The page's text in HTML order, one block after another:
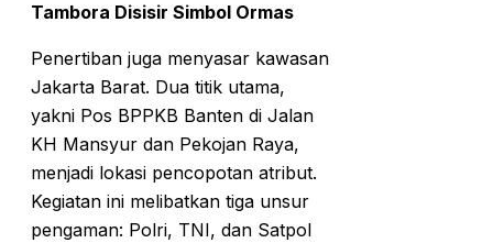
Tambora Disisir Simbol Ormas
Penertiban juga menyasar kawasan
Jakarta Barat. Dua titik utama,
yakni Pos BPPKB Banten di Jalan
KH Mansyur dan Pekojan Raya,
menjadi lokasi pencopotan atribut.
Kegiatan ini melibatkan tiga unsur
pengaman: Polri, TNI, dan Satpol